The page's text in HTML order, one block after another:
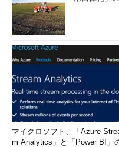
マイクロソフト、「Azure
m Analytics」と「Power BI」